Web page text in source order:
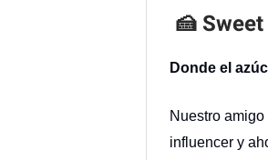
🍰
Donde el
Nuestro
influencer y